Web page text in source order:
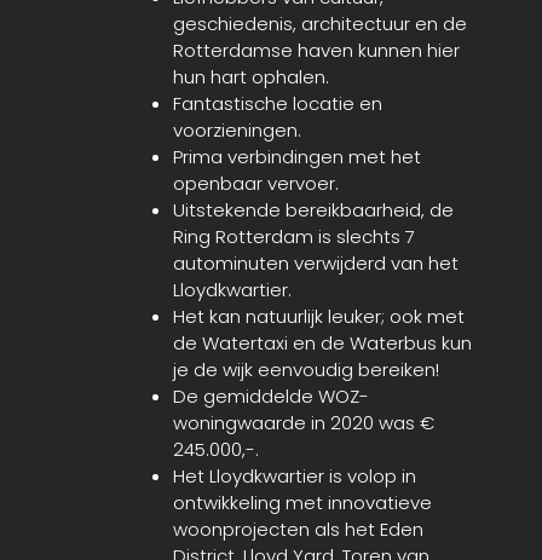
geschiedenis, architectuur en de
Rotterdamse haven kunnen hier
hun hart ophalen.
Fantastische locatie en
voorzieningen.
Prima verbindingen met het
openbaar vervoer.
Uitstekende bereikbaarheid, de
Ring Rotterdam is slechts 7
autominuten verwijderd van het
Lloydkwartier.
Het kan natuurlijk leuker; ook met
de Watertaxi en de Waterbus kun
je de wijk eenvoudig bereiken!
De gemiddelde WOZ-
woningwaarde in 2020 was €
245.000,-.
Het Lloydkwartier is volop in
ontwikkeling met innovatieve
woonprojecten als het Eden